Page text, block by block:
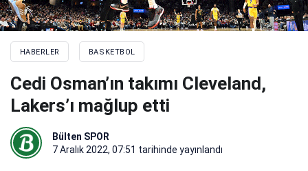
HABERLER BASKETBOL
Cedi Osman’ın takımı Cleveland,
Lakers’ı mağlup etti
Bülten SPOR
7 Aralık 2022, 07:51 tarihinde yayınlandı